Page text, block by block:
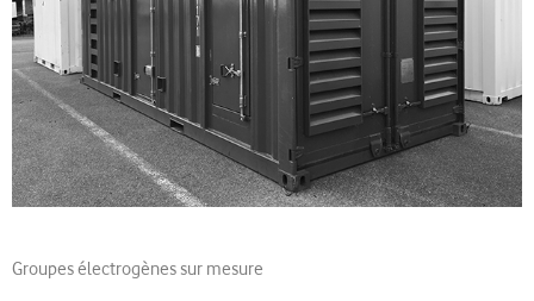
Groupes électrogènes sur mesure